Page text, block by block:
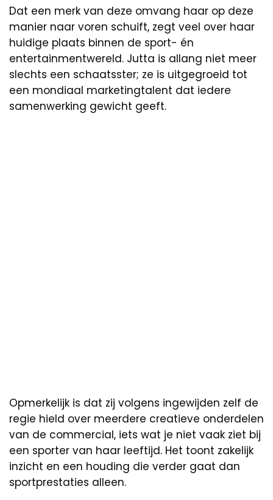
Dat een merk van deze omvang haar op deze
manier naar voren schuift, zegt veel over haar
huidige plaats binnen de sport- én
entertainmentwereld. Jutta is allang niet meer
slechts een schaatsster; ze is uitgegroeid tot
een mondiaal marketingtalent dat iedere
samenwerking gewicht geeft.
Opmerkelijk is dat zij volgens ingewijden zelf de
regie hield over meerdere creatieve onderdelen
van de commercial, iets wat je niet vaak ziet bij
een sporter van haar leeftijd. Het toont zakelijk
inzicht en een houding die verder gaat dan
sportprestaties alleen.